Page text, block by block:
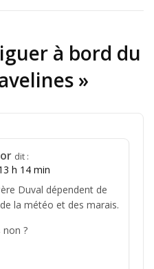
à bord du
»
dit :
h 14 min
Duval dépendent de
la météo et des marais.
non ?